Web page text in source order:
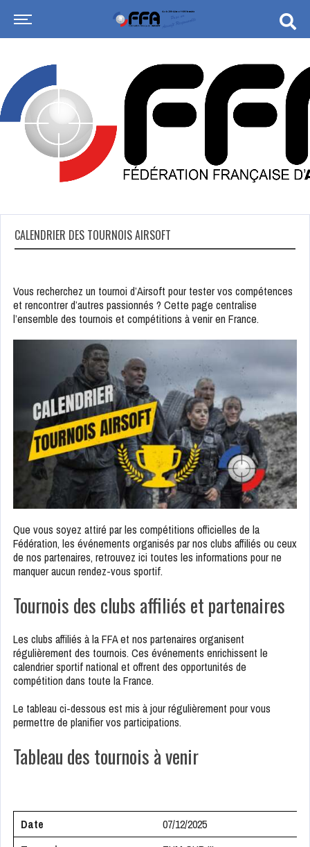
CALENDRIER DES TOURNOIS AIRSOFT
Vous recherchez un tournoi d’Airsoft pour tester vos compétences
et rencontrer d’autres passionnés ? Cette page centralise
l’ensemble des tournois et compétitions à venir en France.
Que vous soyez attiré par les compétitions officielles de la
Fédération, les événements organisés par nos clubs affiliés ou ceux
de nos partenaires, retrouvez ici toutes les informations pour ne
manquer aucun rendez-vous sportif.
Tournois des clubs affiliés et partenaires
Les clubs affiliés à la FFA et nos partenaires organisent
régulièrement des tournois. Ces événements enrichissent le
calendrier sportif national et offrent des opportunités de
compétition dans toute la France.
Le tableau ci-dessous est mis à jour régulièrement pour vous
permettre de planifier vos participations.
Tableau des tournois à venir
Date
07/12/2025